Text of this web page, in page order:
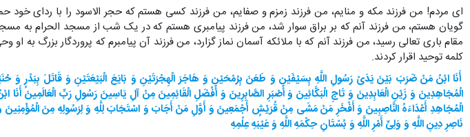
ای مردم! من فرزند مکه و منایم، من فرزند زمزم و صفایم، من فرزند کسی هستم که حجر الاسود را با ردای
گویان هستم، من فرزند آنم که بر براق سوار شد، من فرزند پیامبری هستم که در یک شب از مسجد الحرام به مسجد
مقام باری تعالی رسید، من فرزند آنم که با ملائکه آسمان نماز گزارد، من فرزند آن پیامبرم که پروردگار
کلمه توحید اقرار کردند.
أَنَا ابْنُ مَنْ ضَرَبَ بَیْنَ یَدَیْ رَسُولِ اللَّهِ بِسَیْفَیْنِ وَ طَعَنَ بِرُمْحَیْنِ وَ هَاجَرَ الْهِجْرَتَیْنِ وَ بَایَعَ الْبَیْعَتَیْنِ وَ قَاتَلَ بِبَدْرٍ وَ
الْمُجَاهِدِینَ وَ زَیْنِ الْعَابِدِینَ وَ تَاجِ الْبَکَّائِینَ وَ أَصْبَرِ الصَّابِرِینَ وَ أَفْضَلِ الْقَائِمِینَ مِنْ آلِ یَاسِینَ رَسُولِ رَبِّ الْعَالَمِینَ أَنَا
الْمُجَاهِدِ أَعْدَاءَهُ النَّاصِبِینَ وَ أَفْخَرِ مَنْ مَشَی مِنْ قُرَیْشٍ أَجْمَعِینَ وَ أَوَّلِ مَنْ أَجَابَ وَ اسْتَجَابَ لِلَّهِ وَ لِرَسُولِهِ مِنَ الْمُؤْمِنِینَ
نَاصِرِ دِینِ اللَّهِ وَ وَلِیِّ أَمْرِ اللَّهِ وَ بُسْتَانِ حِکْمَهِ اللَّهِ وَ عَیْبَهِ عِلْمِه